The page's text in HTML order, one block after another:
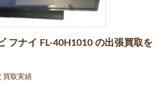
フナイ FL-40H1010 の出張買取を
買取実績